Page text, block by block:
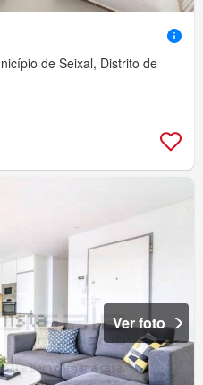
de Seixal, Distrito de
Ver foto